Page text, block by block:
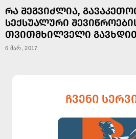
ᲠᲐ ᲨᲔᲒᲕᲘᲫᲚᲘᲐ,
ᲡᲔᲥᲡᲣᲐᲚᲣᲠᲘ
ᲗᲕᲘᲗᲛᲮᲘᲚᲕᲔᲚᲘ
6 მარ, 2017
ᲩᲕᲔᲜᲘ